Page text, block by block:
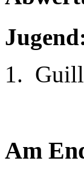
Am